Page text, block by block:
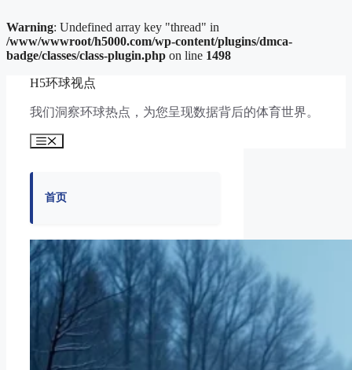
Warning: Undefined array key "thread" in
/www/wwwroot/h5000.com/wp-content/plugins/dmca-
badge/classes/class-plugin.php on line 1498
H5环球视点
我们洞察环球热点，为您呈现数据背后的体育世界。
菜
首页